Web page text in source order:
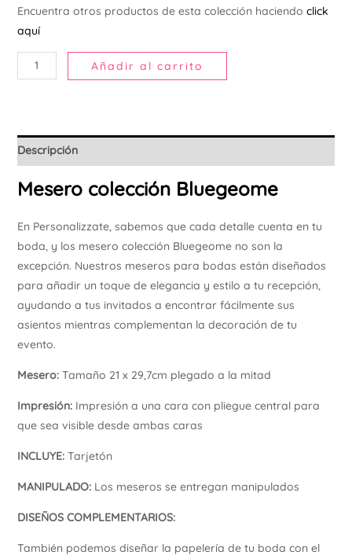
Encuentra otros productos de esta colección haciendo click
aquí
Añadir al carrito
Descripción
Mesero colección Bluegeome
En Personalizzate, sabemos que cada detalle cuenta en tu
boda, y los mesero colección Bluegeome no son la
excepción. Nuestros meseros para bodas están diseñados
para añadir un toque de elegancia y estilo a tu recepción,
ayudando a tus invitados a encontrar fácilmente sus
asientos mientras complementan la decoración de tu
evento.
Mesero: Tamaño 21 x 29,7cm plegado a la mitad
Impresión: Impresión a una cara con pliegue central para
que sea visible desde ambas caras
INCLUYE: Tarjetón
MANIPULADO: Los meseros se entregan manipulados
DISEÑOS COMPLEMENTARIOS:
También podemos diseñar la papelería de tu boda con el